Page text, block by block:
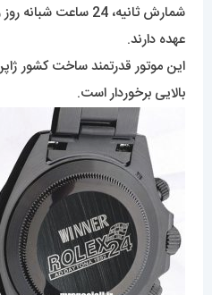
شمارش ثانیه، 24 ساعت
عهده دارند.
این موتور قدرتمند ساخت کشور
بالایی برخوردار است.